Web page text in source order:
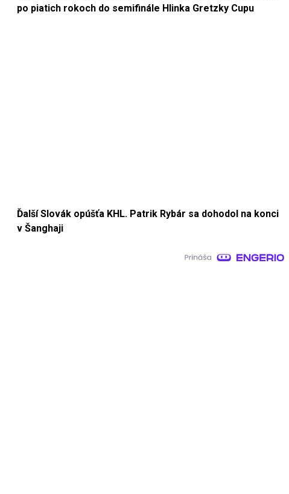
po piatich rokoch do semifinále Hlinka Gretzky Cupu
Ďalší Slovák opúšťa KHL. Patrik Rybár sa dohodol na konci
v Šanghaji